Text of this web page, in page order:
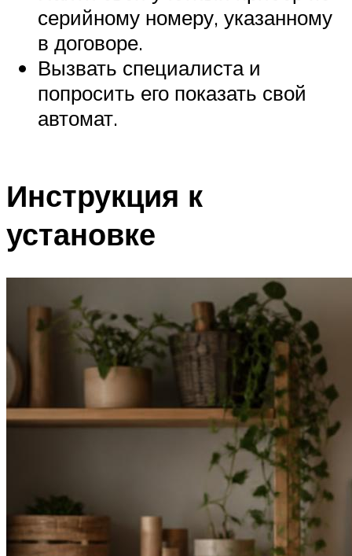
серийному номеру, указанному
в договоре.
Вызвать специалиста и
попросить его показать свой
автомат.
Инструкция к
установке